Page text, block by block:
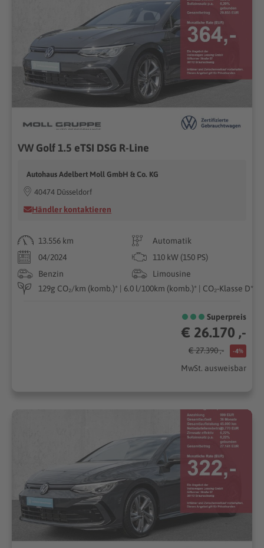
VW Golf 1.5 eTSI DSG R-Line
Autohaus Adelbert Moll GmbH & Co. KG
40474 Düsseldorf
Händler kontaktieren
13.556 km
Automatik
04/2024
110 kW (150 PS)
Benzin
Limousine
129g CO₂/km (komb.)* | 6.0 l/100km (komb.)* | CO₂-Klasse D*
Superpreis
€ 26.170 ,-
€ 27.390 ,- -4%
MwSt. ausweisbar